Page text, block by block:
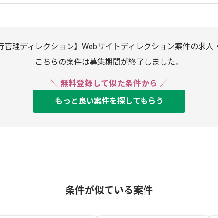
管理ディレクション】Webサイトディレクション案件の求人
こちらの案件は募集期間が終了しました。
＼ 無料登録して似た条件から ／
もっと良い案件を探してもらう
条件が似ている案件